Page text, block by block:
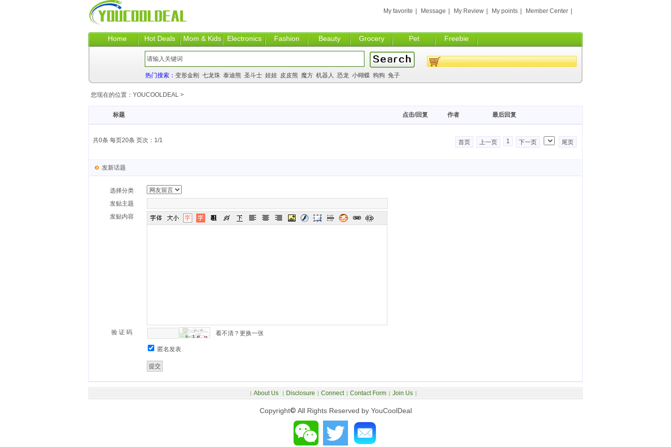
Home Hot Deals Mom & Kids Electronics Fashion Beauty Grocery Pet Freebie
My favorite Message My Review My points Member Center
热门搜索： 变形金刚 七龙珠 泰迪熊 圣斗士 娃娃 皮皮熊 魔方 机器人 恐龙 小蝴蝶 狗狗 兔子
您现在的位置： YOUCOOLDEAL >
标题 最后回复
作者
点击/回复
共0条 每页20条 页次：1/1 首页 上一页 1 下一页 尾页
发新话题
选择分类
发贴主题
发贴内容
验 证 码 看不清？更换一张
匿名发表
Copyright© All Rights Reserved by YouCoolDeal
| About Us | Disclosure | Connect | Contact Form | Join Us |